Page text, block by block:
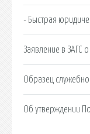
- Быстрая
Заявление в ЗАГС
Образец
Об утверждении